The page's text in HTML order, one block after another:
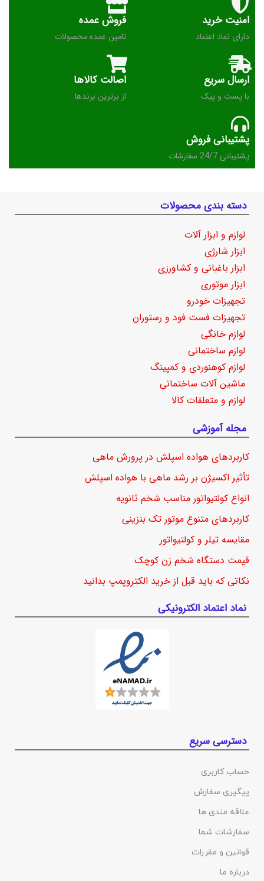
امنیت خرید
دارای نماد اعتماد
فروش عمده
تامین عمده محصولات
ارسال سریع
با پست و پیک
اصالت کالاها
از برترین برندها
پشتیبانی فروش
پشتیبانی 24/7 سفارشات
دسته بندی محصولات
لوازم و ابزار آلات
ابزار شارژی
ابزار باغبانی و کشاورزی
ابزار موتوری
تجهیزات خودرو
تجهیزات فست فود و رستوران
لوازم خانگی
لوازم ساختمانی
لوازم کوهنوردی و کمپینگ
ماشین آلات ساختمانی
لوازم و متعلقات کالا
مجله آموزشی
کاربردهای هواده اسپلش در پرورش ماهی
تأثیر اکسیژن بر رشد ماهی با هواده اسپلش
انواع کولتیواتور مناسب شخم ثانویه
کاربردهای متنوع موتور تک بنزینی
مقایسه تیلر و کولتیواتور
قیمت دستگاه شخم زن کوچک
نکاتی که باید قبل از خرید الکتروپمپ بدانید
نماد اعتماد الکترونیکی
دسترسی سریع
حساب کاربری
پیگیری سفارش
علاقه مندی ها
سفارشات شما
قوانین و مقررات
درباره ما